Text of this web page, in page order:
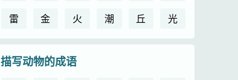
雷
金 火 潮 丘 光
描写动物的成语